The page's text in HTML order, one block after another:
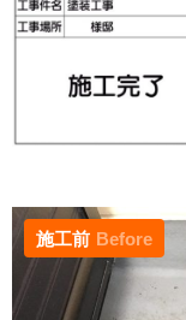
施工前 Before